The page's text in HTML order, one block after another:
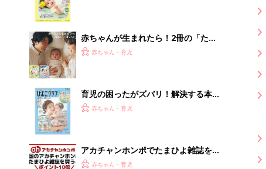
赤ちゃんが生まれたら！2冊の「たま
ひよ」
赤ちゃん・育児
育児の困ったがズバリ！解決する本
『ひよこクラブ 夏号』 4カ月～2才
赤ちゃん・育児
アカチャンホンポでたまひよ雑誌を買
うとポイント10倍【期間限定】
赤ちゃん・育児